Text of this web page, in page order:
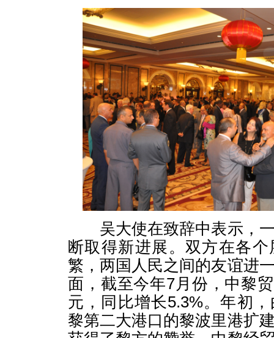
吴大使在致辞中表示，一
断取得新进展。双方在各
繁，两国人民之间的友谊进
面，截至今年7月份，中黎
元，同比增长5.3%。年初
黎第二大港口的黎波里港扩